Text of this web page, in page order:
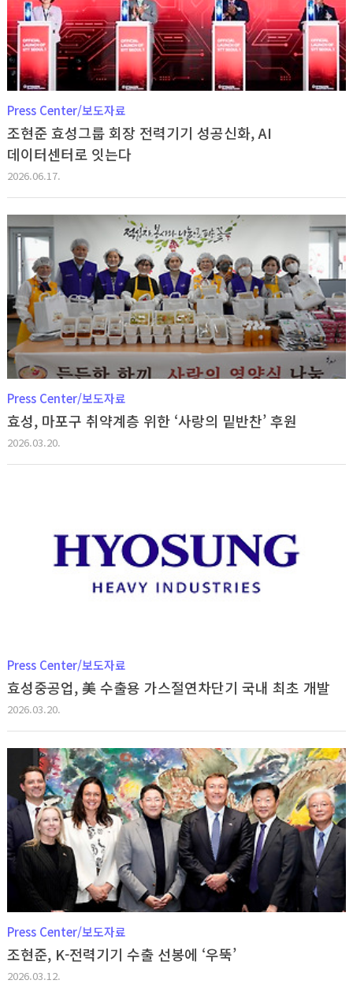
Press Center/보도자료
조현준 효성그룹 회장 전력기기 성공신화, AI
데이터센터로 잇는다
2026.06.17.
Press Center/보도자료
효성, 마포구 취약계층 위한 ‘사랑의 밑반찬’ 후원
2026.03.20.
Press Center/보도자료
효성중공업, 美 수출용 가스절연차단기 국내 최초 개발
2026.03.20.
Press Center/보도자료
조현준, K-전력기기 수출 선봉에 ‘우뚝’
2026.03.12.